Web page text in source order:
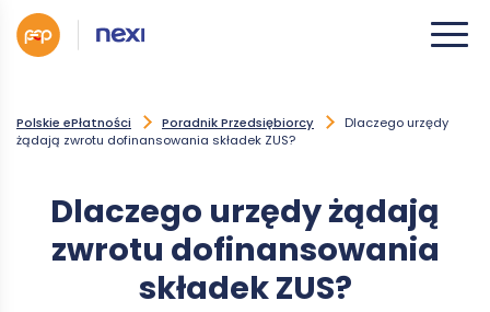
Polskie ePłatności Poradnik Przedsiębiorcy
Dlaczego urzędy
żądają zwrotu dofinansowania składek ZUS?
Dlaczego urzędy żądają
zwrotu dofinansowania
składek ZUS?